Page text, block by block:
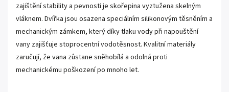
zajištění stability a pevnosti je skořepina vyztužena skelným
vláknem. Dvířka jsou osazena speciálním silikonovým těsněním a
mechanickým zámkem, který díky tlaku vody při napouštění
vany zajišťuje stoprocentní vodotěsnost. Kvalitní materiály
zaručují, že vana zůstane sněhobílá a odolná proti
mechanickému poškození po mnoho let.